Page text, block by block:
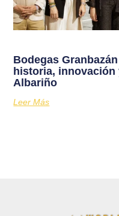
Bodegas
historia, innovación
Albariño
Leer Más